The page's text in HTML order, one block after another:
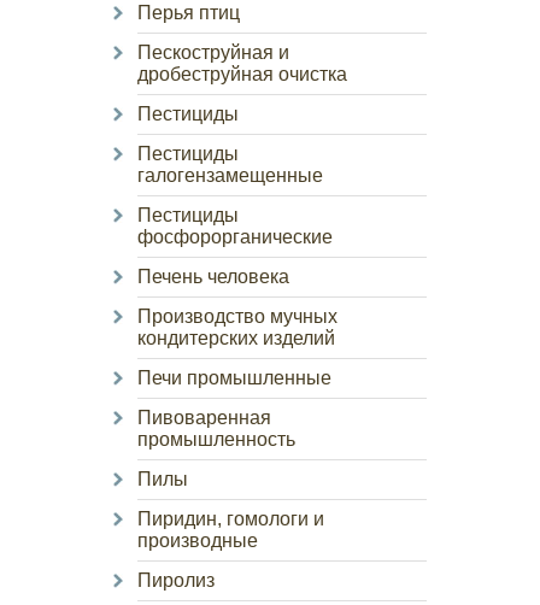
Перья птиц
Пескоструйная и
дробеструйная очистка
Пестициды
Пестициды
галогензамещенные
Пестициды
фосфорорганические
Печень человека
Производство мучных
кондитерских изделий
Печи промышленные
Пивоваренная
промышленность
Пилы
Пиридин, гомологи и
производные
Пиролиз